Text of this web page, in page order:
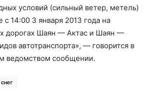
условий (сильный ветер, метель)
14:00 3 января 2013 года на
дорогах Шаян — Актас и Шаян —
автотранспорта», — говорится в
ведомством сообщении.
снег